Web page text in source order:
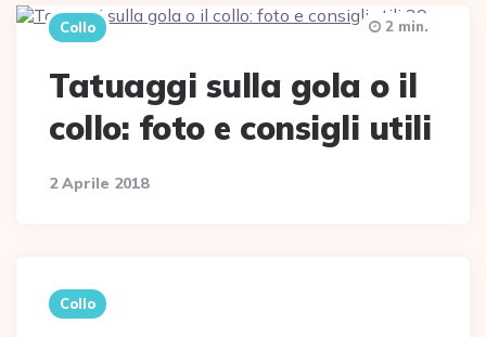
Collo
Tatuaggi sulla gola o il
collo: foto e consigli utili
2 Aprile 2018
2 min.
Collo